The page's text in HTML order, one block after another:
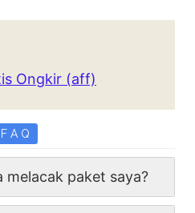
Ongkir (aff)
F A Q
melacak paket saya?